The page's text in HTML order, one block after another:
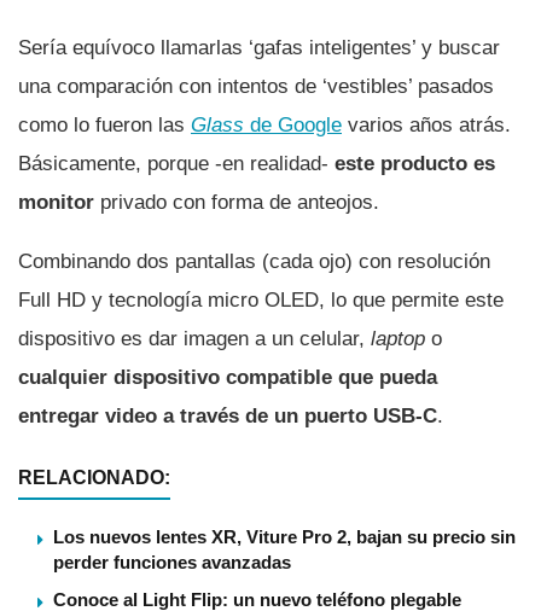
Sería equívoco llamarlas ‘gafas inteligentes’ y buscar
una comparación con intentos de ‘vestibles’ pasados
como lo fueron las Glass de Google varios años atrás.
Básicamente, porque -en realidad- este producto es
monitor privado con forma de anteojos.
Combinando dos pantallas (cada ojo) con resolución
Full HD y tecnología micro OLED, lo que permite este
dispositivo es dar imagen a un celular, laptop o
cualquier dispositivo compatible que pueda
entregar video a través de un puerto USB-C.
RELACIONADO:
Los nuevos lentes XR, Viture Pro 2, bajan su precio sin
perder funciones avanzadas
Conoce al Light Flip: un nuevo teléfono plegable